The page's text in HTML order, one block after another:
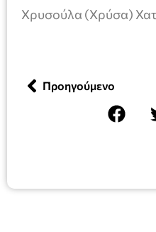
Χρυσούλα (Χρύσα)
Προηγούμενο